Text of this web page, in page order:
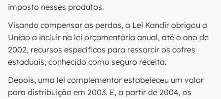
imposto nesses produtos.
Visando compensar as perdas, a Lei Kandir obrigou a
União a incluir na lei orçamentária anual, até o ano de
2002, recursos específicos para ressarcir os cofres
estaduais, conhecido como seguro receita.
Depois, uma lei complementar estabeleceu um valor
para distribuição em 2003. E, a partir de 2004, os